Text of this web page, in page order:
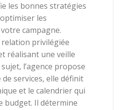
les bonnes stratégies
optimiser les
votre campagne.
relation privilégiée
réalisant une veille
l’agence propose
de services, elle définit
et le calendrierqui
budget. Il détermine